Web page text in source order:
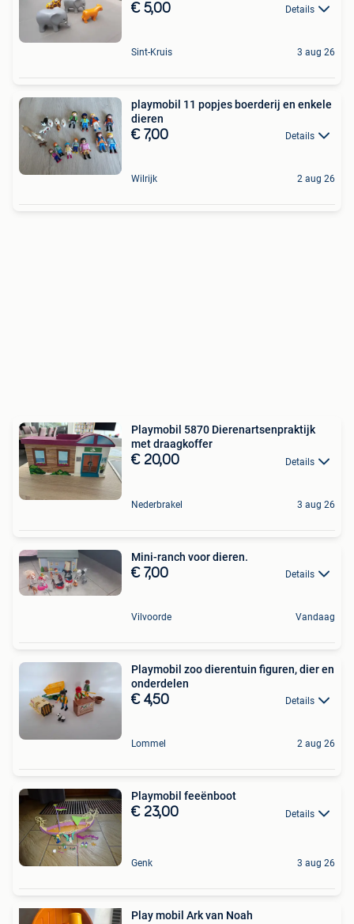
€ 5,00 Details
Sint-Kruis 3 aug 26
playmobil 11 popjes boerderij en enkele
dieren
€ 7,00 Details
Wilrijk 2 aug 26
Playmobil 5870 Dierenartsenpraktijk
met draagkoffer
€ 20,00 Details
Nederbrakel 3 aug 26
Mini-ranch voor dieren.
€ 7,00 Details
Vilvoorde Vandaag
Playmobil zoo dierentuin figuren, dier en
onderdelen
€ 4,50 Details
Lommel 2 aug 26
Playmobil feeënboot
€ 23,00 Details
Genk 3 aug 26
Play mobil Ark van Noah